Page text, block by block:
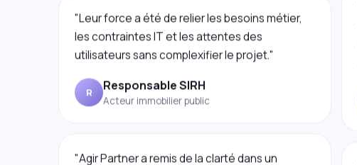
les contraintes IT et les attentes des
utilisateurs sans complexifier le projet."
Responsable SIRH
Acteur immobilier public
programme SIRH qui patinait. En quelques